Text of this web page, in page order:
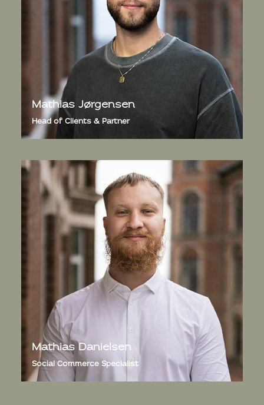
Mathias Jørgensen
Head of Clients & Partner
Mathias Danielsen
Social Commerce Specialist